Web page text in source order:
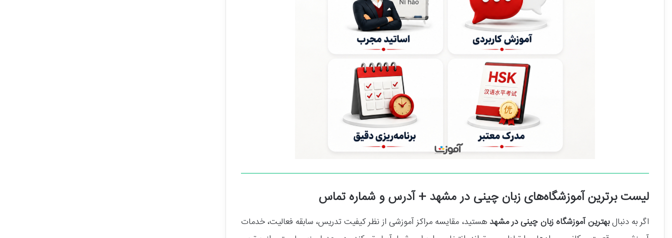
لیست برترین آموزشگاه‌های زبان چینی در مشهد + آدرس و شماره تماس
اگر به دنبالبهترین آموزشگاه زبان چینی در مشهدهستید، مقایسه مراکز آموزشی از نظر کیفیت تدریس، سابقه فعالیت، خدمات